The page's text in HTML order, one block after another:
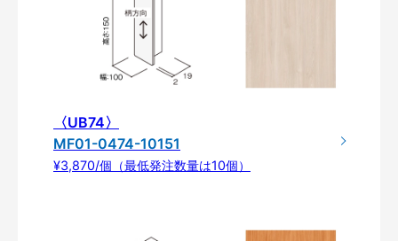
〈UB74〉
MF01-0474-10151
¥3,870/個（最低発注数量は10個）